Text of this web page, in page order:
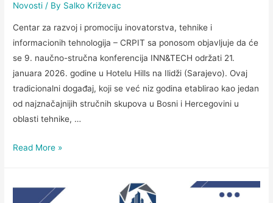
Novosti / By Salko Križevac
Centar za razvoj i promociju inovatorstva, tehnike i
informacionih tehnologija – CRPIT sa ponosom objavljuje da će
se 9. naučno-stručna konferencija INN&TECH održati 21.
januara 2026. godine u Hotelu Hills na Ilidži (Sarajevo). Ovaj
tradicionalni događaj, koji se već niz godina etablirao kao jedan
od najznačajnijih stručnih skupova u Bosni i Hercegovini u
oblasti tehnike, …
Read More »